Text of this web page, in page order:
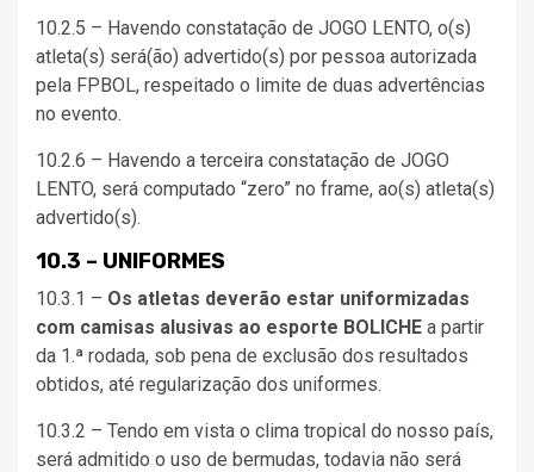
10.2.5 – Havendo constatação de JOGO LENTO, o(s)
atleta(s) será(ão) advertido(s) por pessoa autorizada
pela FPBOL, respeitado o limite de duas advertências
no evento.
10.2.6 – Havendo a terceira constatação de JOGO
LENTO, será computado “zero” no frame, ao(s) atleta(s)
advertido(s).
10.3 – UNIFORMES
10.3.1 – Os atletas deverão estar uniformizadas
com camisas alusivas ao esporte BOLICHE a partir
da 1.ª rodada, sob pena de exclusão dos resultados
obtidos, até regularização dos uniformes.
10.3.2 – Tendo em vista o clima tropical do nosso país,
será admitido o uso de bermudas, todavia não será